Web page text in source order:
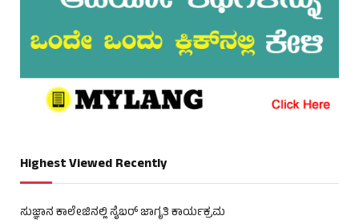
Highest Viewed Recently
ಸುಜ್ಞಾನ ಕಾಲೇಜಿನಲ್ಲಿ ಸೈಬರ್ ಜಾಗೃತಿ ಕಾರ್ಯಕ್ರಮ